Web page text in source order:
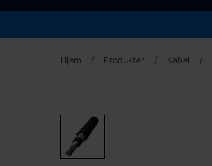
Hjem Produkter Kabel